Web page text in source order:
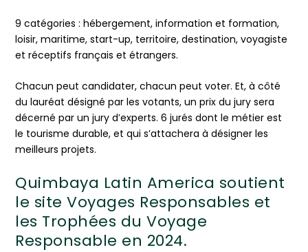
9 catégories : hébergement, information et formation,
loisir, maritime, start-up, territoire, destination, voyagiste
et réceptifs français et étrangers.
Chacun peut candidater, chacun peut voter. Et, à côté
du lauréat désigné par les votants, un prix du jury sera
décerné par un jury d’experts. 6 jurés dont le métier est
le tourisme durable, et qui s’attachera à désigner les
meilleurs projets.
Quimbaya Latin America soutient
le site Voyages Responsables et
les Trophées du Voyage
Responsable en 2024.